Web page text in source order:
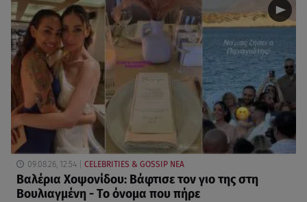
09.08.26, 12:54 CELEBRITIES & GOSSIP ΝΕΑ
Βαλέρια Χοψονίδου: Βάφτισε τον γιο της στη
Βουλιαγμένη - Το όνομα που πήρε